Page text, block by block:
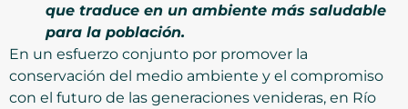
que traduce en un ambiente más saludable
para la población.
En un esfuerzo conjunto por promover la
conservación del medio ambiente y el compromiso
con el futuro de las generaciones venideras, en Río